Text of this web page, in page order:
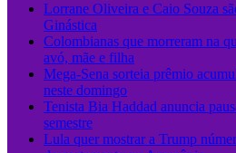
Lorrane Oliveira e Caio Souza
Ginástica
Colombianas que morreram na
avó, mãe e filha
Mega-Sena sorteia prêmio
neste domingo
Tenista Bia Haddad anuncia
semestre
Lula quer mostrar a Trump